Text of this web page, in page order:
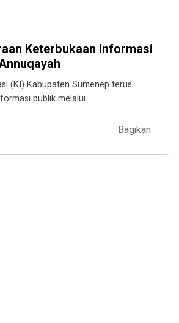
Keterbukaan Informasi
(KI) Kabupaten Sumenep terus
publik melalui…
Bagikan